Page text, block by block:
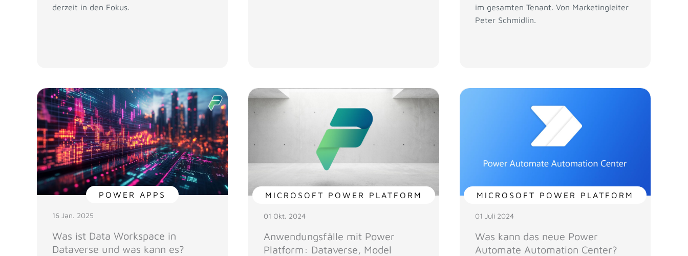
derzeit in den Fokus.
im gesamten Tenant. Von Marketingleiter
Peter Schmidlin.
POWER APPS
16 Jan. 2025
Was ist Data Workspace in
Dataverse und was kann es?
MICROSOFT POWER PLATFORM
01 Okt. 2024
Anwendungsfälle mit Power
Platform: Dataverse, Model
MICROSOFT POWER PLATFORM
01 Juli 2024
Was kann das neue Power
Automate Automation Center?